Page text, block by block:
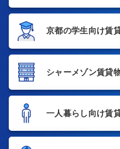
京都の学生向け賃
シャーメゾン賃貸
一人暮らし向け賃